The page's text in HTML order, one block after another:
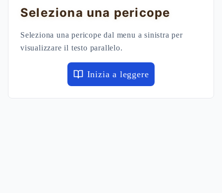
Seleziona una pericope
Seleziona una pericope dal menu a sinistra per
visualizzare il testo parallelo.
Inizia a leggere